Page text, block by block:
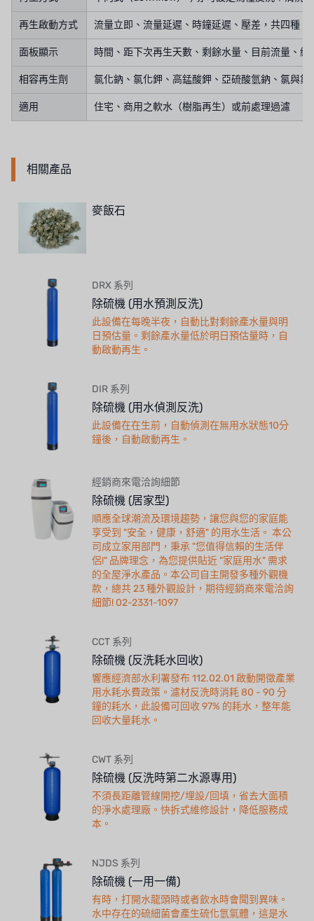
再生啟動方式 流量立即、流量延遲、時鐘延遲、壓差，共四種
面板顯示 時間、距下次再生天數、剩餘水量、目前流量、
相容再生劑 氯化鈉、氯化鉀、高錳酸鉀、亞硫酸氫鈉、氯與氯
適用 住宅、商用之軟水（樹脂再生）或前處理過濾
相關產品
麥飯石
DRX 系列
除硫機 (用水預測反洗)
此設備在每晚半夜，自動比對剩餘產水量與明
日預估量。剩餘產水量低於明日預估量時，自
動啟動再生。
DIR 系列
除硫機 (用水偵測反洗)
此設備在在生前，自動偵測在無用水狀態10分
鐘後，自動啟動再生。
經銷商來電洽詢細節
除硫機 (居家型)
順應全球潮流及環境趨勢，讓您與您的家庭能
享受到 "安全，健康，舒適" 的用水生活。 本公
司成立家用部門，秉承 "您值得信賴的生活伴
侶!" 品牌理念，為您提供貼近 "家庭用水" 需求
的全屋淨水產品。本公司自主開發多種外觀機
款，總共 23 種外觀設計，期待經銷商來電洽詢
細節! 02-2331-1097
CCT 系列
除硫機 (反洗耗水回收)
響應經濟部水利署發布 112.02.01 啟動開徵產業
用水耗水費政策。濾材反洗時消耗 80 - 90 分
鐘的耗水，此設備可回收 97% 的耗水，整年能
回收大量耗水。
CWT 系列
除硫機 (反洗時第二水源專用)
不須長距離管線開挖/埋設/回填，省去大面積
的淨水處理廠。快拆式維修設計，降低服務成
本。
NJDS 系列
除硫機 (一用一備)
有時，打開水龍頭時或者飲水時會聞到異味。
水中存在的硫細菌會產生硫化氫氣體，這是水